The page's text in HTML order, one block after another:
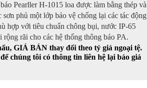
Pearller H-1015 loa được làm bằng thép và
sơn phủ một lớp bảo vệ chống lại các tác động
hợp với tiêu chuẩn chông bụi, nước IP-65
rộng rãi cho các hệ thống thông báo PA.
GIÁ BÁN thay đổi theo tỷ giá ngoại tệ.
chúng tôi có thông tin liên hệ lại báo giá